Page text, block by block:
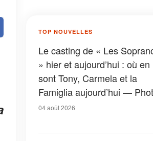
TOP NOUVELLES
Le casting de « Les
» hier et aujourd’hui : où en
sont Tony, Carmela et la
Famiglia aujourd’hui —
04 août 2026